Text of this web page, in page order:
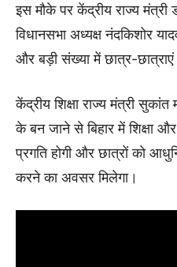
इस मौके पर केंद्रीय राज्य मंत्री
विधानसभा अध्यक्ष नंदकिशोर
और बड़ी संख्या में छात्र-
केंद्रीय शिक्षा राज्य मंत्री
के बन जाने से बिहार में शिक्षा
प्रगति होगी और छात्रों को
करने का अवसर मिलेगा।